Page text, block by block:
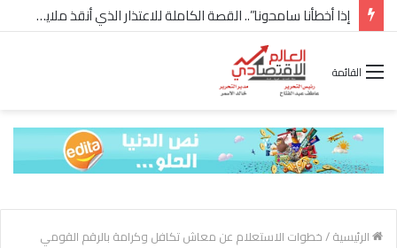
إذا أخطأنا سامحونا”.. القصة الكاملة للاعتذار الذي أنقذ ملايين “إعمار” في الساحل الشمالي
القائمة
الرئيسية/خطوات الاستعلام عن معاش تكافل وكرامة بالرقم القومي